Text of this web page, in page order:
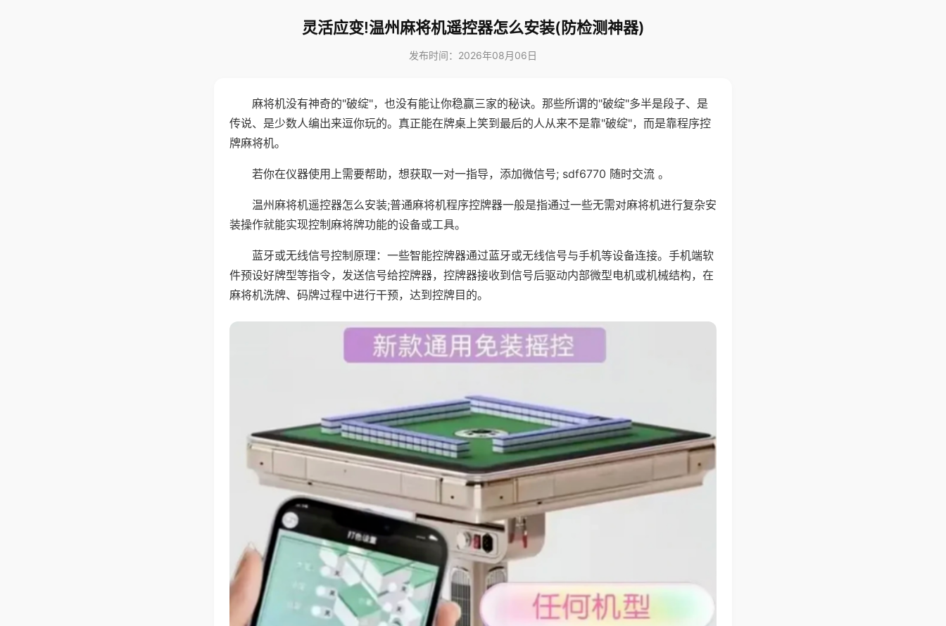
灵活应变!温州麻将机遥控器怎么安装(防检测神器)
发布时间：2026年08月06日
麻将机没有神奇的"破绽"，也没有能让你稳赢三家的秘诀。那些所谓的"破绽"多半是段子、是
传说、是少数人编出来逗你玩的。真正能在牌桌上笑到最后的人从来不是靠"破绽"，而是靠程序控
牌麻将机。
若你在仪器使用上需要帮助，想获取一对一指导，添加微信号; sdf6770 随时交流 。
温州麻将机遥控器怎么安装;普通麻将机程序控牌器一般是指通过一些无需对麻将机进行复杂安
装操作就能实现控制麻将牌功能的设备或工具。
蓝牙或无线信号控制原理：一些智能控牌器通过蓝牙或无线信号与手机等设备连接。手机端软
件预设好牌型等指令，发送信号给控牌器，控牌器接收到信号后驱动内部微型电机或机械结构，在
麻将机洗牌、码牌过程中进行干预，达到控牌目的。